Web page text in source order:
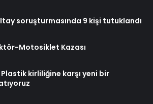
soruşturmasında 9 kişi tutuklandı
Motosiklet Kazası
kirliliğine karşı yeni bir